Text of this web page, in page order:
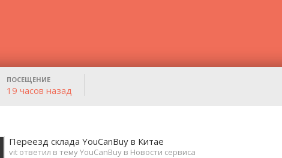
ПОСЕЩЕНИЕ
19 часов назад
Переезд склада YouCanBuy в Китае
vit ответил в тему YouCanBuy в Новости сервиса